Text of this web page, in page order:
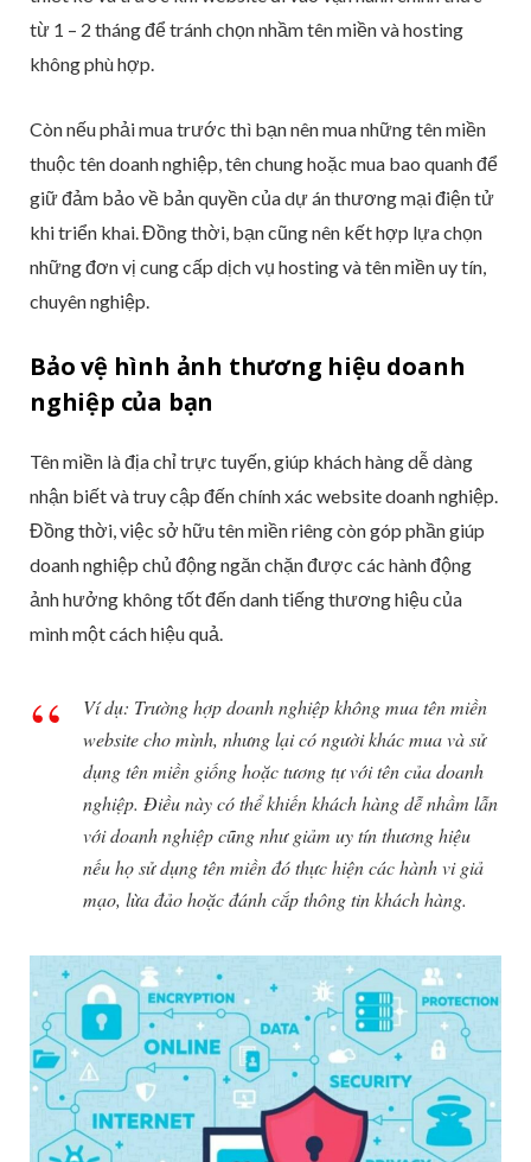
từ 1 – 2 tháng để tránh chọn nhầm tên miền và hosting
không phù hợp.
Còn nếu phải mua trước thì bạn nên mua những tên miền
thuộc tên doanh nghiệp, tên chung hoặc mua bao quanh để
giữ đảm bảo về bản quyền của dự án thương mại điện tử
khi triển khai. Đồng thời, bạn cũng nên kết hợp lựa chọn
những đơn vị cung cấp dịch vụ hosting và tên miền uy tín,
chuyên nghiệp.
Bảo vệ hình ảnh thương hiệu doanh
nghiệp của bạn
Tên miền là địa chỉ trực tuyến, giúp khách hàng dễ dàng
nhận biết và truy cập đến chính xác website doanh nghiệp.
Đồng thời, việc sở hữu tên miền riêng còn góp phần giúp
doanh nghiệp chủ động ngăn chặn được các hành động
ảnh hưởng không tốt đến danh tiếng thương hiệu của
mình một cách hiệu quả.
Ví dụ: Trường hợp doanh nghiệp không mua tên miền
website cho mình, nhưng lại có người khác mua và sử
dụng tên miền giống hoặc tương tự với tên của doanh
nghiệp. Điều này có thể khiến khách hàng dễ nhầm lẫn
với doanh nghiệp cũng như giảm uy tín thương hiệu
nếu họ sử dụng tên miền đó thực hiện các hành vi giả
mạo, lừa đảo hoặc đánh cắp thông tin khách hàng.